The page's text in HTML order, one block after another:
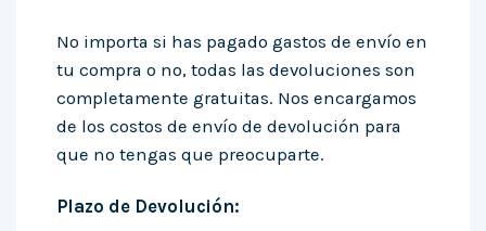
No importa si has pagado gastos de envío en
tu compra o no, todas las devoluciones son
completamente gratuitas. Nos encargamos
de los costos de envío de devolución para
que no tengas que preocuparte.
Plazo de Devolución: